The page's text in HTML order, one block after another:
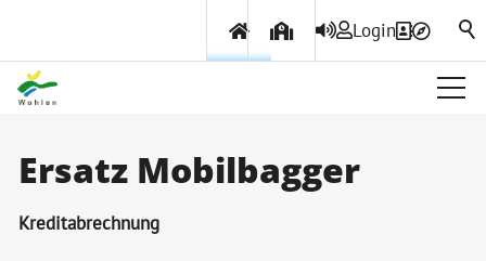
Login
Über Wohlen
Ersatz Mobilbagger
Kreditabrechnung